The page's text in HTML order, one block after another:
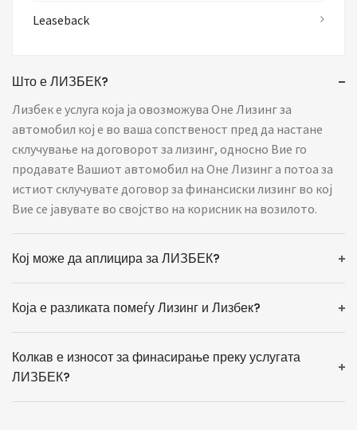
Leaseback
Што е ЛИЗБЕК?
Лизбек е услуга која ја овозможува Оне Лизинг за
автомобил кој е во ваша сопственост пред да настане
склучување на договорот за лизинг, односно Вие го
продавате Вашиот автомобил на Оне Лизинг а потоа за
истиот склучувате договор за финансиски лизинг во кој
Вие се јавувате во својство на корисник на возилото.
Кој може да аплицира за ЛИЗБЕК?
Која е разликата помеѓу Лизинг и Лизбек?
Колкав е износот за финасирање преку услугата
ЛИЗБЕК?